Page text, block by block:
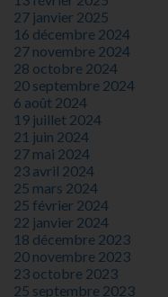
27 janvier 2025
16 décembre 2024
27 novembre 2024
28 octobre 2024
20 septembre 2024
6 août 2024
19 juillet 2024
21 juin 2024
27 mai 2024
23 avril 2024
25 mars 2024
25 février 2024
22 janvier 2024
18 décembre 2023
20 novembre 2023
23 octobre 2023
25 septembre 2023